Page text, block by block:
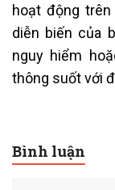
hoạt động
diễn biến của
nguy hiểm
thông suốt với
Bình luận